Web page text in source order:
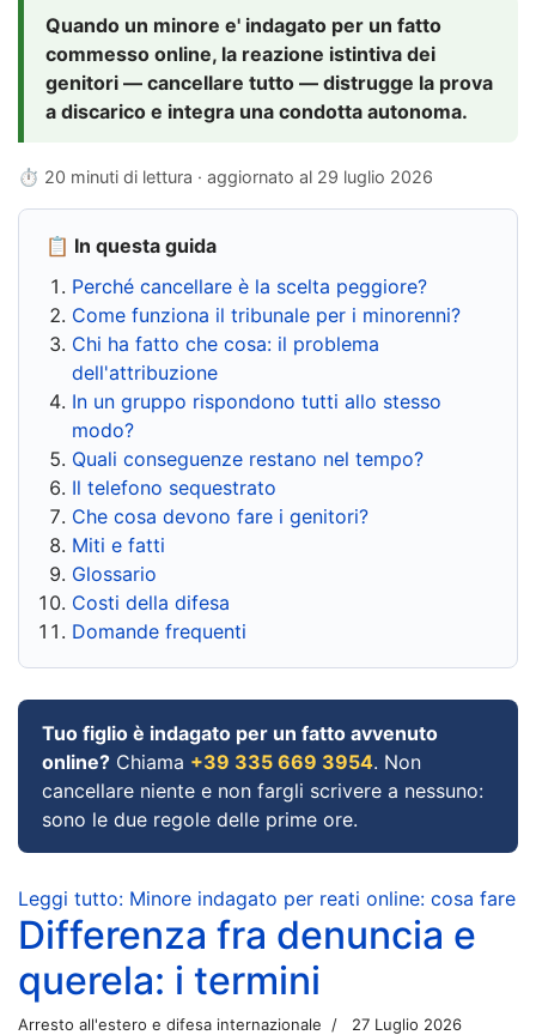
Quando un minore e' indagato per un fatto
commesso online, la reazione istintiva dei
genitori — cancellare tutto — distrugge la prova
a discarico e integra una condotta autonoma.
⏱ 20 minuti di lettura · aggiornato al 29 luglio 2026
📋 In questa guida
Perché cancellare è la scelta peggiore?
Come funziona il tribunale per i minorenni?
Chi ha fatto che cosa: il problema
dell'attribuzione
In un gruppo rispondono tutti allo stesso
modo?
Quali conseguenze restano nel tempo?
Il telefono sequestrato
Che cosa devono fare i genitori?
Miti e fatti
Glossario
Costi della difesa
Domande frequenti
Tuo figlio è indagato per un fatto avvenuto
online? Chiama +39 335 669 3954. Non
cancellare niente e non fargli scrivere a nessuno:
sono le due regole delle prime ore.
Leggi tutto: Minore indagato per reati online: cosa fare
Differenza fra denuncia e
querela: i termini
Arresto all'estero e difesa internazionale 27 Luglio 2026